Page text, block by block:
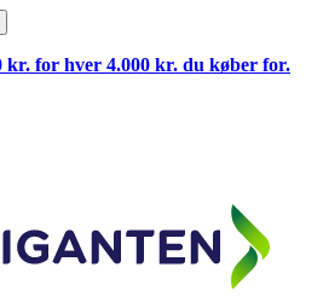
for hver 4.000 kr. du køber for.